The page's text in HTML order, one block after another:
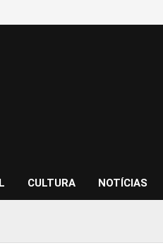
CULTURA NOTÍCIAS